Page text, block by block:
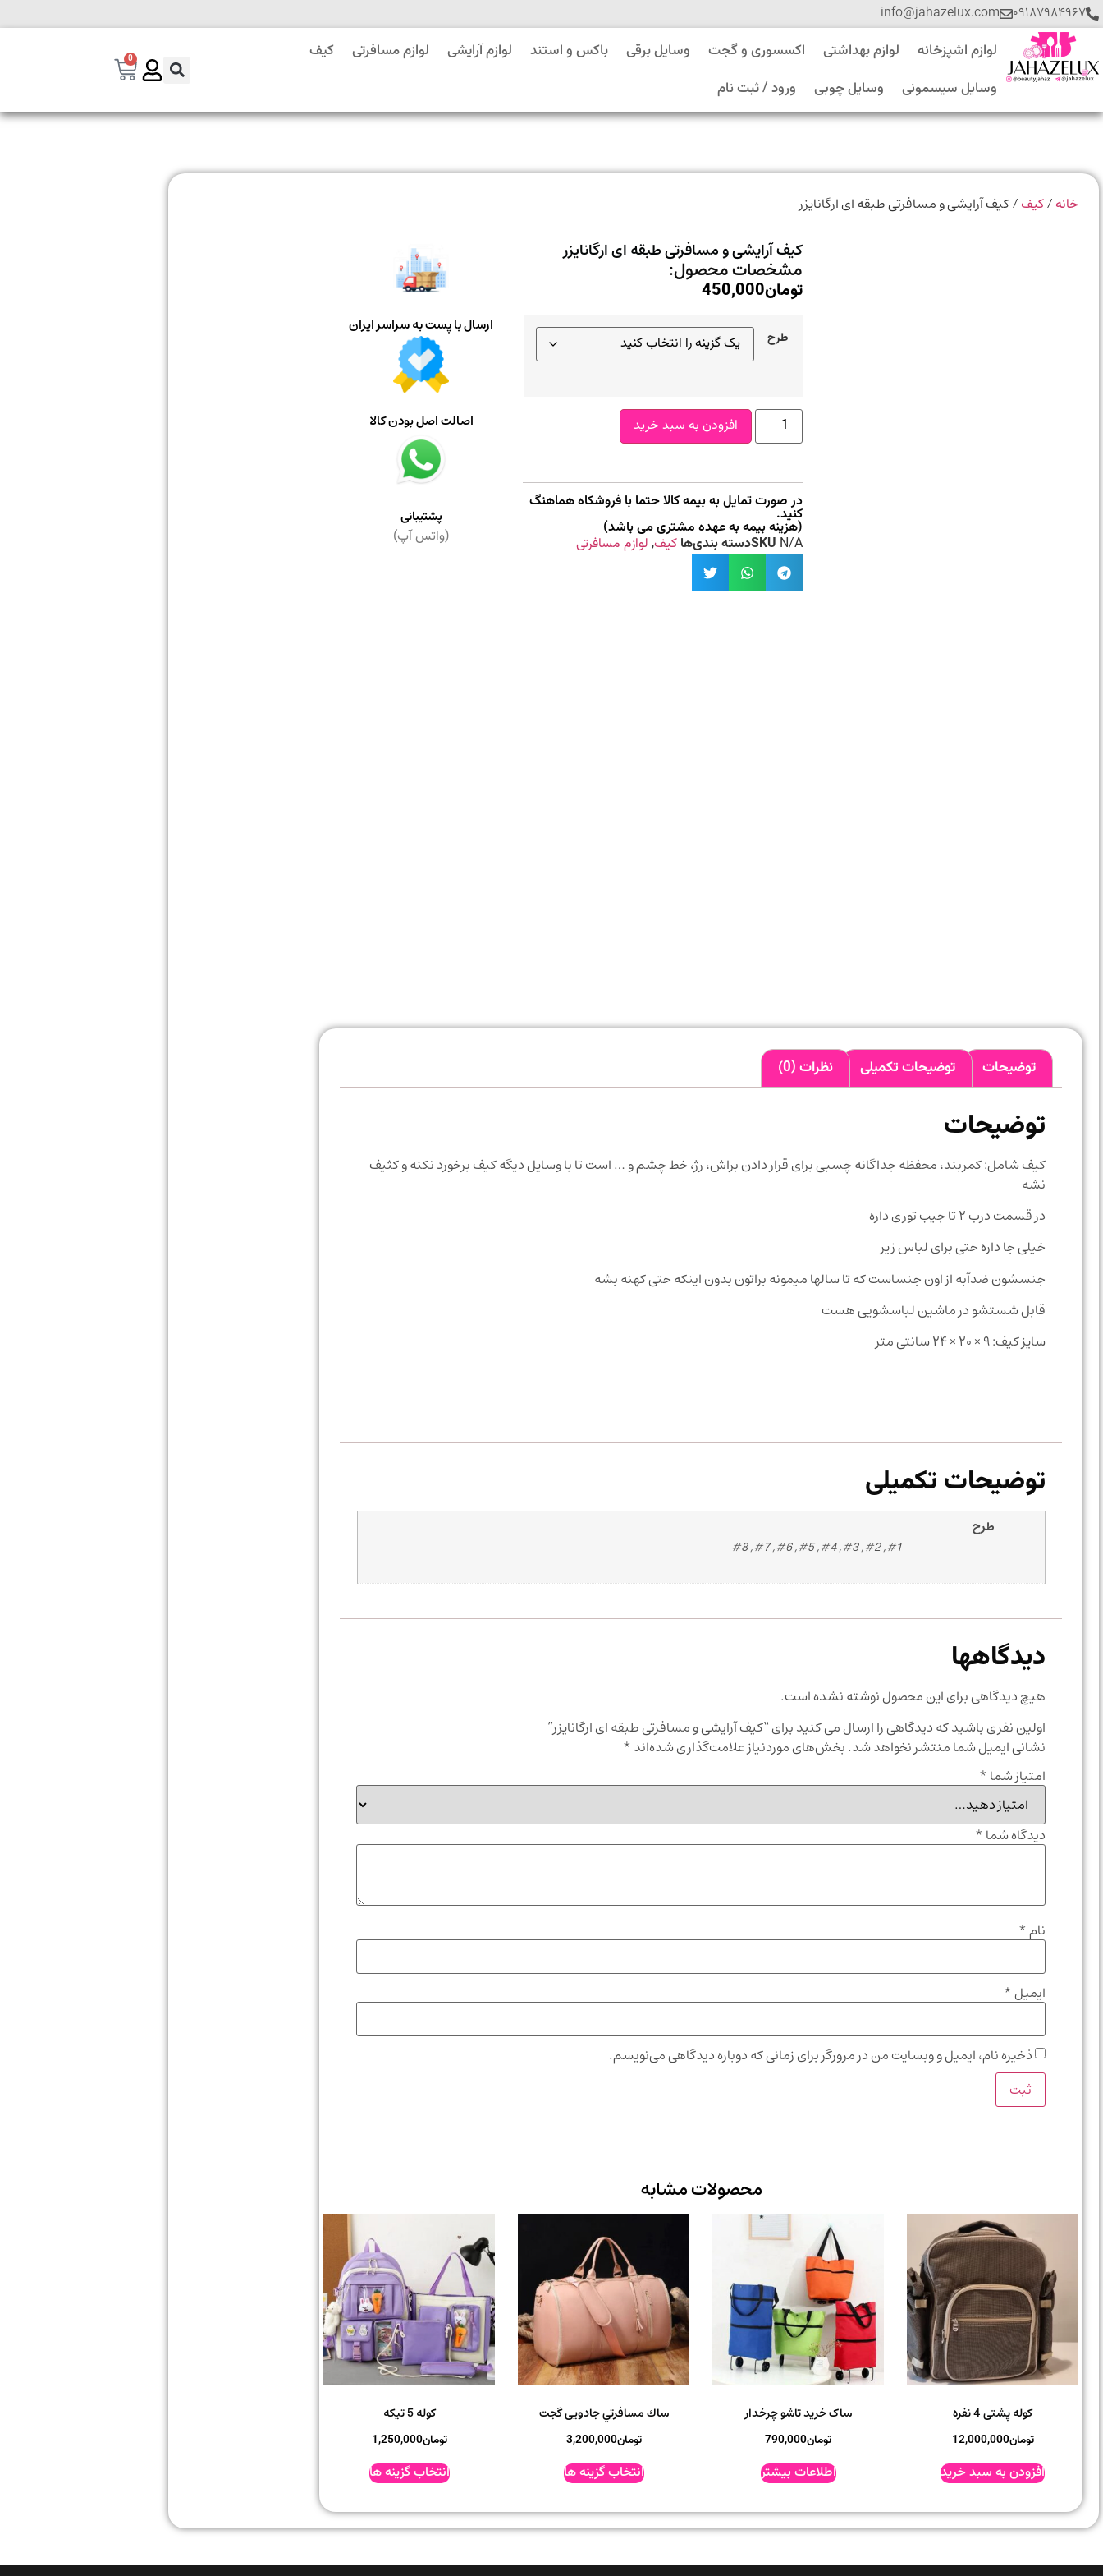
۰۹۱۸۷۹۸۴۹۶۷ info@jahazelux.com
لوازم اشپزخانه لوازم بهداشتی اکسسوری و گجت وسایل برقی باکس و استند لوازم آرایشی لوازم مسافرتی
کیف
وسایل سیسمونی
وسایل چوبی ورود / ثبت نام
0
خانه/کیف/ کیف آرایشی و مسافرتی طبقه ای ارگانایزر
کیف آرایشی و مسافرتی طبقه ای ارگانایزر
مشخصات محصول:
تومان450,000
طرح
افزودن به سبد خرید
در صورت تمایل به بیمه کالا حتما با فروشکاه هماهنگ
کنید.
(هزینه بیمه به عهده مشتری می باشد)
SKU N/A دسته بندی‌ها کیف, لوازم مسافرتی
ارسال با پست به سراسر ایران
اصالت اصل بودن کالا
پشتیبانی
(واتس آپ)
توضیحات توضیحات تکمیلی نظرات (0)
توضیحات
کیف شامل: کمربند، محفظه جداگانه چسبی برای قرار دادن براش، رژ، خط چشم و … است تا با وسایل دیگه کیف برخورد نکنه و کثیف
نشه
در قسمت درب ۲ تا جیب توری داره
خیلی جا داره حتی برای لباس زیر
جنسشون ضدآبه از اون جنساست که تا سالها میمونه براتون بدون اینکه حتی کهنه بشه
قابل شستشو در ماشین لباسشویی هست
سایز کیف: ۹ × ۲۰ × ۲۴ سانتی متر
توضیحات تکمیلی
طرح
#1, #2, #3, #4, #5, #6, #7, #8
دیدگاهها
هیچ دیدگاهی برای این محصول نوشته نشده است.
اولین نفری باشید که دیدگاهی را ارسال می کنید برای “کیف آرایشی و مسافرتی طبقه ای ارگانایزر”
نشانی ایمیل شما منتشر نخواهد شد.بخش‌های موردنیاز علامت‌گذاری شده‌اند *
امتیاز شما *
دیدگاه شما *
نام*
ایمیل*
ذخیره نام، ایمیل و وبسایت من در مرورگر برای زمانی که دوباره دیدگاهی می‌نویسم.
محصولات مشابه
کوله پشتی 4 نفره
تومان12,000,000
افزودن به سبد خرید
ساک خرید تاشو چرخدار
تومان790,000
اطلاعات بیشتر
ساك مسافرتي جادویی گجت
تومان3,200,000
انتخاب گزینه ها
کوله 5 تیکه
تومان1,250,000
انتخاب گزینه ها